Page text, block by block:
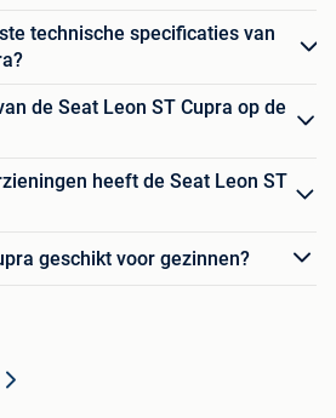
technische specificaties van
de Seat Leon ST Cupra op de
heeft de Seat Leon ST
geschikt voor gezinnen?